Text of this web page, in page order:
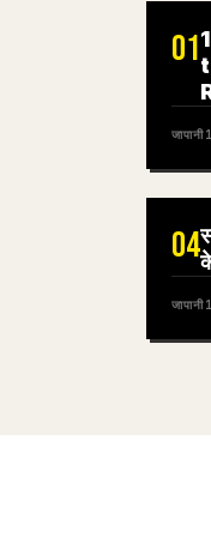
01
जापानी
04
जापानी